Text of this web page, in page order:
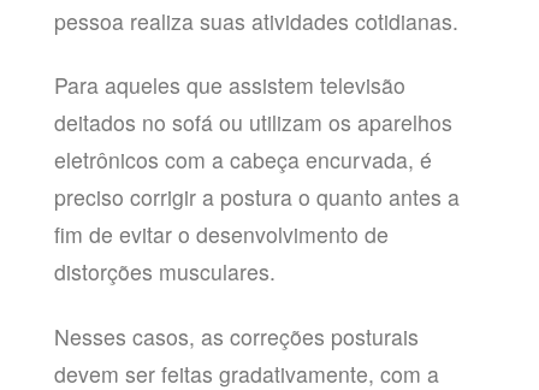
pessoa realiza suas atividades cotidianas.
Para aqueles que assistem televisão
deitados no sofá ou utilizam os aparelhos
eletrônicos com a cabeça encurvada, é
preciso corrigir a postura o quanto antes a
fim de evitar o desenvolvimento de
distorções musculares.
Nesses casos, as correções posturais
devem ser feitas gradativamente, com a